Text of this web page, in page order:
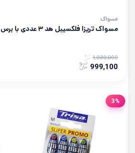
مسواک
مسواک تریزا فلکسیبل هد ۳ عددی با برس متوسط
1,030,000
999,100
3%